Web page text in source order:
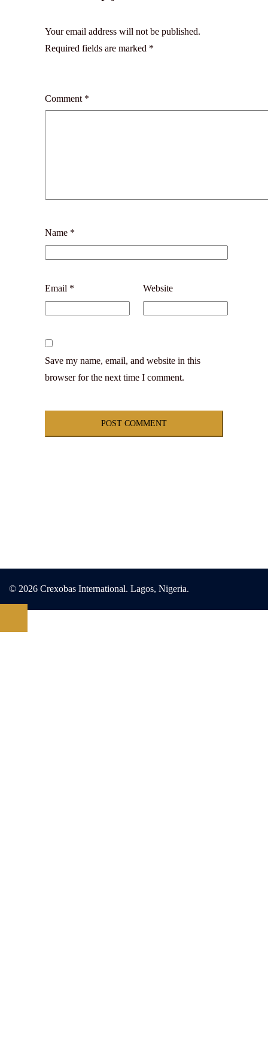
Your email address will not be published.
Required fields are marked *
Comment *
Name *
Email * Website
Save my name, email, and website in this
browser for the next time I comment.
© 2026 Crexobas International. Lagos, Nigeria.